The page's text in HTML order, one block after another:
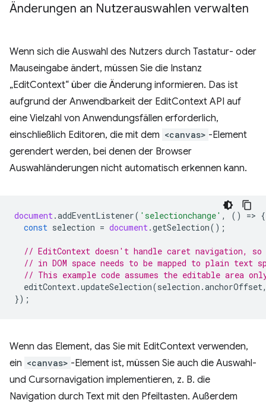
Änderungen an Nutzerauswahlen verwalten
Wenn sich die Auswahl des Nutzers durch Tastatur- oder
Mauseingabe ändert, müssen Sie die Instanz
„EditContext“ über die Änderung informieren. Das ist
aufgrund der Anwendbarkeit der EditContext API auf
eine Vielzahl von Anwendungsfällen erforderlich,
einschließlich Editoren, die mit dem <canvas> -Element
gerendert werden, bei denen der Browser
Auswahländerungen nicht automatisch erkennen kann.
document.addEventListener( 'selectionchange' , () => {
const selection = document.getSelection();
// EditContext doesn't handle caret navigation,
// in DOM space needs to be mapped to plain text
// This example code assumes the editable area
editContext.updateSelection(selection .anchorOffset
});
Wenn das Element, das Sie mit EditContext verwenden,
ein <canvas> -Element ist, müssen Sie auch die Auswahl-
und Cursornavigation implementieren, z. B. die
Navigation durch Text mit den Pfeiltasten. Außerdem